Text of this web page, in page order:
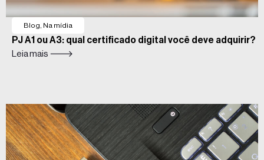
Blog Na mídia
PJ A1 ou A3: qual certificado digital você deve adquirir?
Leia mais 🡒